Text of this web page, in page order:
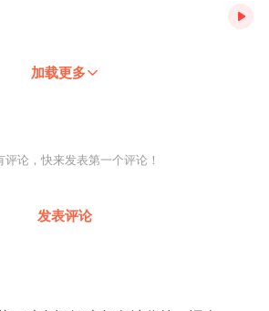
加载更多
评论，快来发表第一个评论！
发表评论